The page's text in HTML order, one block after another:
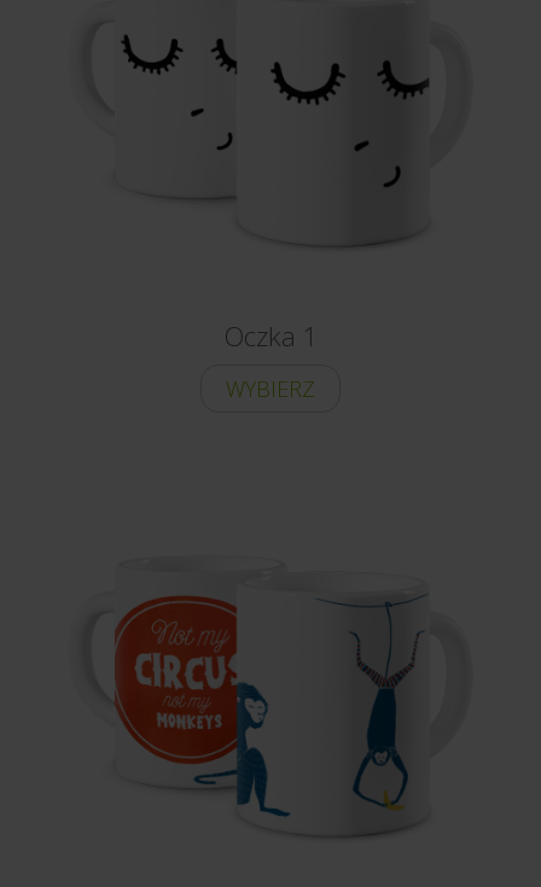
Oczka 1
WYBIERZ